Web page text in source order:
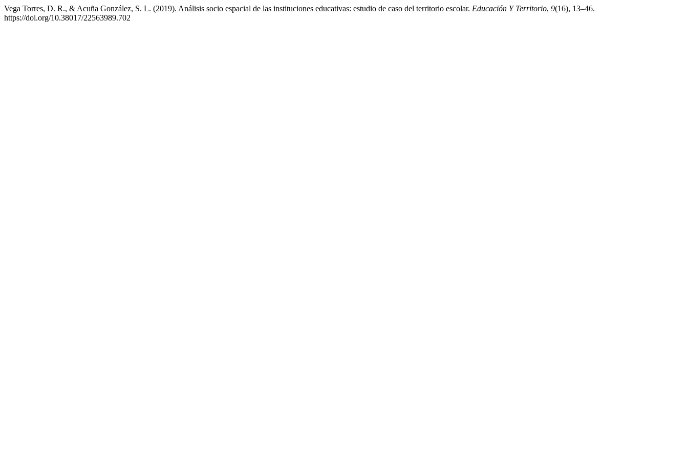
Vega Torres, D. R., & Acuña González, S. L. (2019). Análisis socio espacial de las instituciones educativas: estudio de caso del territorio escolar. Educación Y Territorio, 9(16), 13–46.
https://doi.org/10.38017/22563989.702